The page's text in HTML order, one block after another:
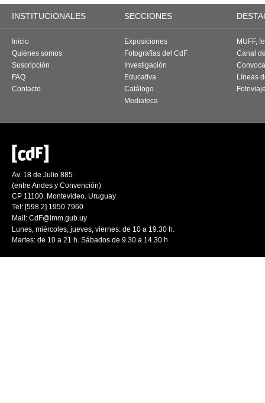
INSTITUCIONALES SECCIONES
Inicio
Quiénes somos
Suscripción
FAQ
Contacto
Exposiciones
Fotografías del CdF
Investigación
Educativa
Catálogo
Mediateca
MUFF,
Canal
Líneas
Av. 18 de Julio 885
(entre Andes y Convención)
CP 11100. Montevideo. Uruguay
Tel: [598 2] 1950 7960
Mail: CdF@imm.gub.uy
Lunes, miércoles, jueves, viernes: de 10 a 19.30 h.
Martes: de 10 a 21 h. Sábados de 9.30 a 14.30 h.